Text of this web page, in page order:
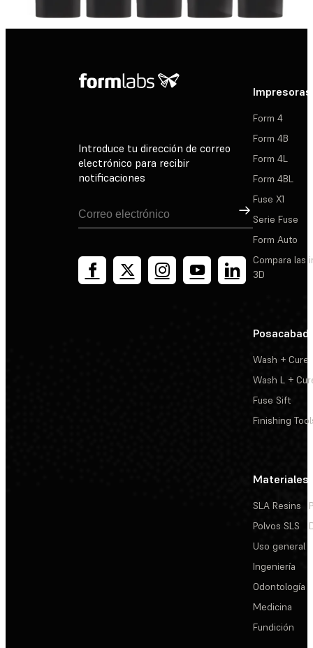
Introduce tu dirección de correo
electrónico para recibir
notificaciones
Suscribirse
Impresoras
Form 4
Form 4B
Form 4L
Form 4BL
Fuse X1
Serie Fuse
Form Auto
Compara las
3D
Wash + Cure
Wash L +
Fuse Sift
Finishing
Materiales
SLA Resins
Polvos SLS
Uso general
Ingeniería
Odontología
Medicina
Fundición